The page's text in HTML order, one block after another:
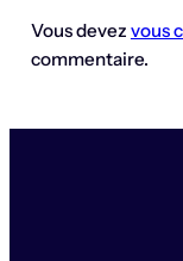
Vous devez vous
commentaire.